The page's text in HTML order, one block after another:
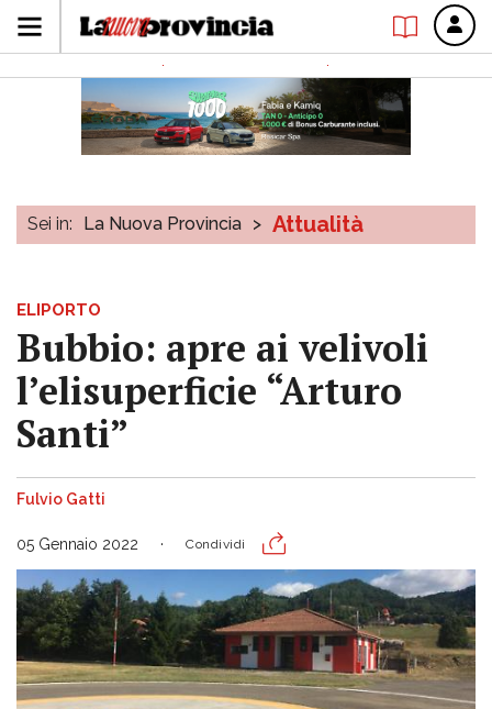
Sei in: La Nuova Provincia > Attualità
ELIPORTO
Bubbio: apre ai velivoli
l’elisuperficie “Arturo
Santi”
Fulvio Gatti
05 Gennaio 2022 Condividi